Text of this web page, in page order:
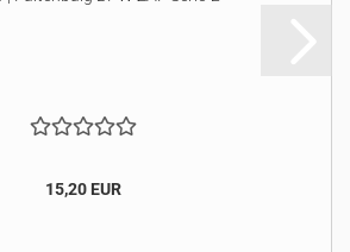
15,20 EUR